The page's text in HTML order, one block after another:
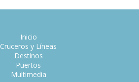
Inicio
Cruceros y Líneas
Destinos
Puertos
Multimedia